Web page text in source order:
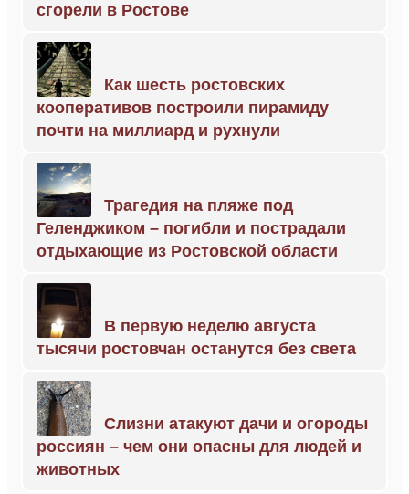
сгорели в Ростове
Как шесть ростовских
кооперативов построили пирамиду
почти на миллиард и рухнули
Трагедия на пляже под
Геленджиком – погибли и пострадали
отдыхающие из Ростовской области
В первую неделю августа
тысячи ростовчан останутся без света
Слизни атакуют дачи и огороды
россиян – чем они опасны для людей и
животных